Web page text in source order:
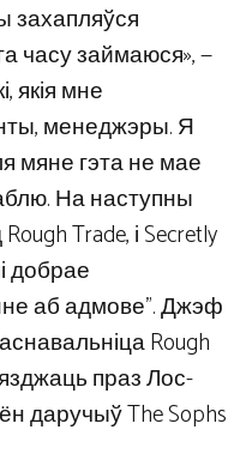
захапляўся
часу займаюся», —
якія мне
менеджэры. Я
мяне гэта не мае
На наступны
Trade, і Secretly
добрае
аб адмове”. Джэф
Rough
праз Лос-
даручыў The Sophs